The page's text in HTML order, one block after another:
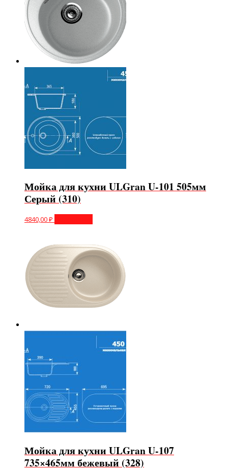
Мойка для кухни ULGran U-101 505мм
Серый (310)
4840,00₽
Мойка для кухни ULGran U-107
735×465мм бежевый (328)